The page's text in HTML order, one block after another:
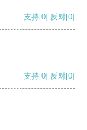
支持[0] 反对[0]
支持[0] 反对[0]